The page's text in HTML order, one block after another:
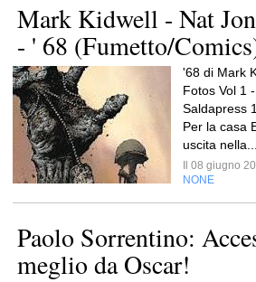
Mark Kidwell - Nat
- ' 68 (Fumetto/
'68 di Mark
Fotos Vol 1
Saldapress
Per la casa
uscita nella...
Il 08 giugno
NONE
Paolo Sorrentino:
meglio da Oscar!